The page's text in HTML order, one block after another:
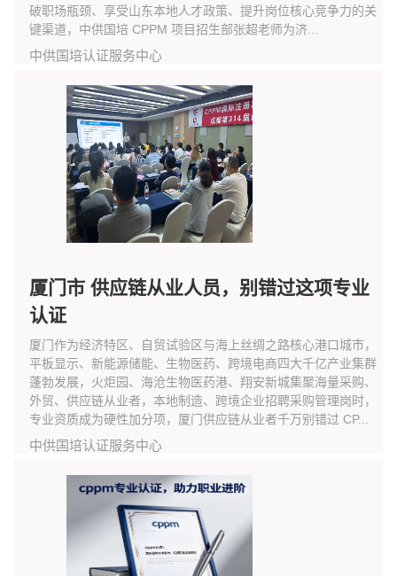
破职场瓶颈、享受山东本地人才政策、提升岗位核心竞争力的关
键渠道，中供国培 CPPM 项目招生部张超老师为济...
中供国培认证服务中心
厦门市 供应链从业人员，别错过这项专业
认证
厦门作为经济特区、自贸试验区与海上丝绸之路核心港口城市，
平板显示、新能源储能、生物医药、跨境电商四大千亿产业集群
蓬勃发展，火炬园、海沧生物医药港、翔安新城集聚海量采购、
外贸、供应链从业者，本地制造、跨境企业招聘采购管理岗时，
专业资质成为硬性加分项，厦门供应链从业者千万别错过 CP...
中供国培认证服务中心